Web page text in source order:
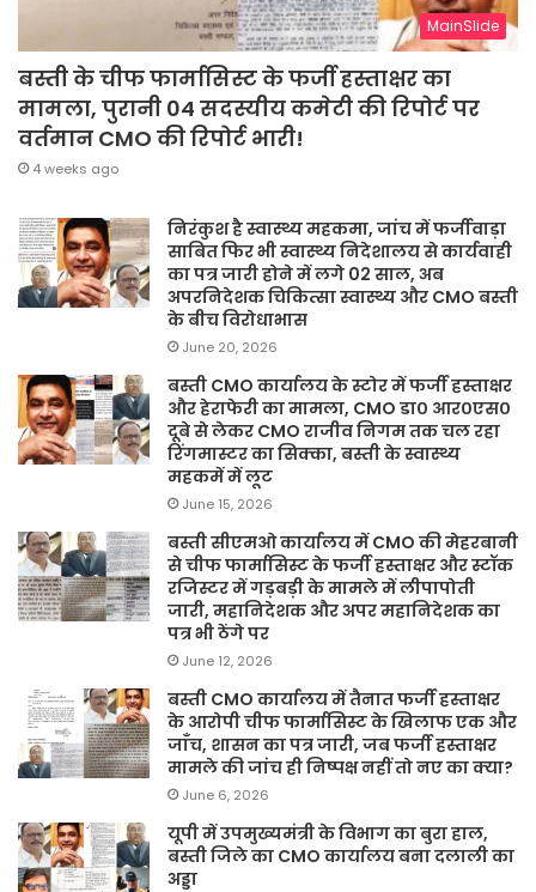
MainSlide
बस्ती के चीफ फार्मासिस्ट के फर्जी हस्ताक्षर का
मामला, पुरानी 04 सदस्यीय कमेटी की रिपोर्ट पर
वर्तमान CMO की रिपोर्ट भारी!
4 weeks ago
निरंकुश है स्वास्थ्य महकमा, जांच में फर्जीवाड़ा
साबित फिर भी स्वास्थ्य निदेशालय से कार्यवाही
का पत्र जारी होने में लगे 02 साल, अब
अपरनिदेशक चिकित्सा स्वास्थ्य और CMO बस्ती
के बीच विरोधाभास
June 20, 2026
बस्ती CMO कार्यालय के स्टोर में फर्जी हस्ताक्षर
और हेराफेरी का मामला, CMO डा० आर०एस०
दूबे से लेकर CMO राजीव निगम तक चल रहा
रिंगमास्टर का सिक्का, बस्ती के स्वास्थ्य
महकमें में लूट
June 15, 2026
बस्ती सीएमओ कार्यालय में CMO की मेहरबानी
से चीफ फार्मासिस्ट के फर्जी हस्ताक्षर और स्टॉक
रजिस्टर में गड़बड़ी के मामले में लीपापोती
जारी, महानिदेशक और अपर महानिदेशक का
पत्र भी ठेंगे पर
June 12, 2026
बस्ती CMO कार्यालय में तैनात फर्जी हस्ताक्षर
के आरोपी चीफ फार्मासिस्ट के खिलाफ एक और
जाँच, शासन का पत्र जारी, जब फर्जी हस्ताक्षर
मामले की जांच ही निष्पक्ष नहीं तो नए का क्या?
June 6, 2026
यूपी में उपमुख्यमंत्री के विभाग का बुरा हाल,
बस्ती जिले का CMO कार्यालय बना दलाली का
अड्डा